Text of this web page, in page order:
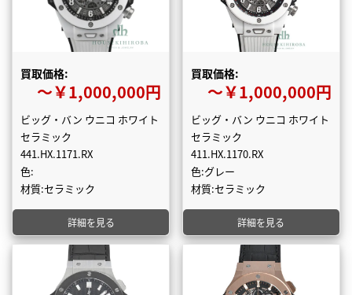
買取価格:
〜￥1,000,000円
ビッグ・バン ウニコ ホワイト
セラミック
441.HX.1171.RX
色:
材質:セラミック
詳細を見る
買取価格:
〜￥1,000,000円
ビッグ・バン ウニコ ホワイト
セラミック
411.HX.1170.RX
色:グレー
材質:セラミック
詳細を見る